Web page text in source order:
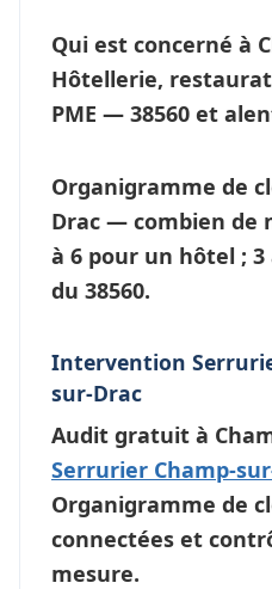
Qui est concerné à
Hôtellerie,
PME — 38560 et
Organigramme de
Drac — combien de
à 6 pour un hôtel ; 3
du 38560.
Intervention
sur-Drac
Audit gratuit à
Serrurier Champ-
Organigramme de
connectées et
mesure.